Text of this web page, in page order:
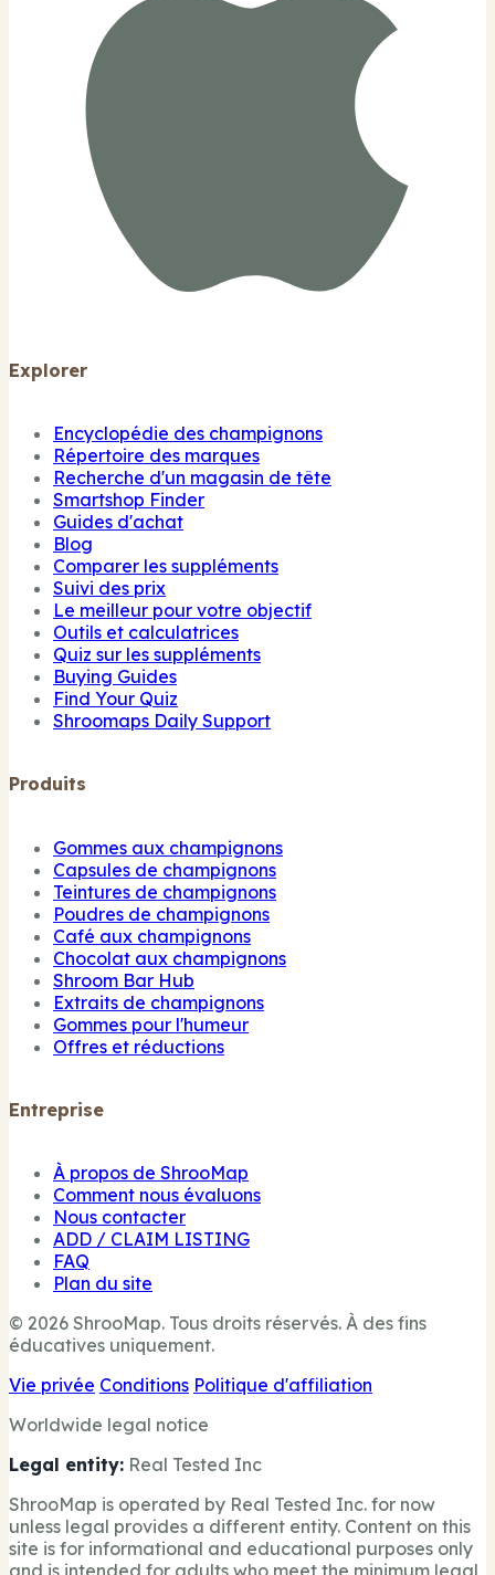
Explorer
Encyclopédie des champignons
Répertoire des marques
Recherche d'un magasin de tête
Smartshop Finder
Guides d'achat
Blog
Comparer les suppléments
Suivi des prix
Le meilleur pour votre objectif
Outils et calculatrices
Quiz sur les suppléments
Buying Guides
Find Your Quiz
Shroomaps Daily Support
Produits
Gommes aux champignons
Capsules de champignons
Teintures de champignons
Poudres de champignons
Café aux champignons
Chocolat aux champignons
Shroom Bar Hub
Extraits de champignons
Gommes pour l'humeur
Offres et réductions
Entreprise
À propos de ShrooMap
Comment nous évaluons
Nous contacter
ADD / CLAIM LISTING
FAQ
Plan du site
© 2026 ShrooMap. Tous droits réservés. À des fins
éducatives uniquement.
Vie privée Conditions Politique d'affiliation
Worldwide legal notice
Legal entity: Real Tested Inc
ShrooMap is operated by Real Tested Inc. for now
unless legal provides a different entity. Content on this
site is for informational and educational purposes only